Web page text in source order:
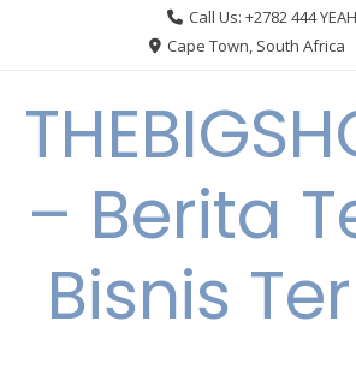
Call Us: +2782 444 YEAH
Cape Town, South Africa
– Berita
Bisnis